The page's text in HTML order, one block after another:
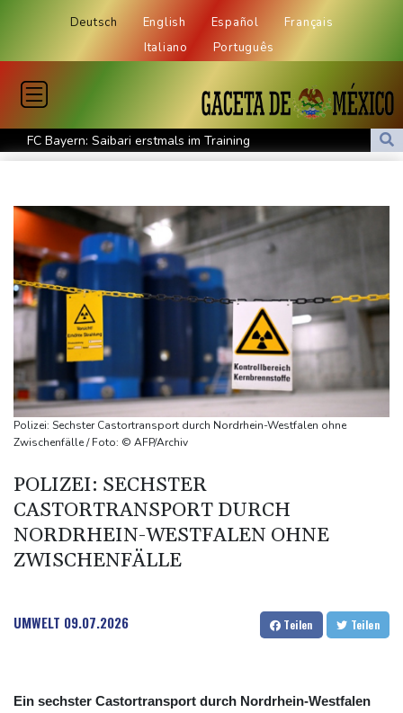
Deutsch English Español
Français
Italiano
Português
FC Bayern: Saibari erstmals im Training
Schwimm-EM: Starker Start für Märtens
Druck auf Infantino
Wegen Patientenmorden verurteilter Krankenpfleger: Rund 140
weitere Verdachtsfälle
13 Tote bei ukrainischem Drohnenangriff in Zentralrussland
Leichtathletik-EM: Starke Mabry erreicht Finale als Beste
Goldener Schuh: Verleihung für Kane am 19. August
Leichtathletik-EM: Starke Mabry erreicht Finale
Sommerreise von Verkehrsminister Bilger startet mit ICE-Panne
Kampf gegen Geldwäsche: Klingbeil will Beschlagnahme von
Vermögen erleichtern
Polizei: Sechster Castortransport durch Nordrhein-Westfalen ohne
Zwischenfälle / Foto: © AFP/Archiv
POLIZEI: SECHSTER
CASTORTRANSPORT DURCH
NORDRHEIN-WESTFALEN OHNE
ZWISCHENFÄLLE
UMWELT 09.07.2026 Teilen Teilen
Ein sechster Castortransport durch Nordrhein-Westfalen